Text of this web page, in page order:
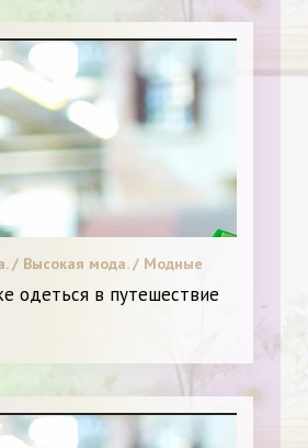
/ Высокая мода. / Модные
стиль. / Красота. /
одеться в путешествие